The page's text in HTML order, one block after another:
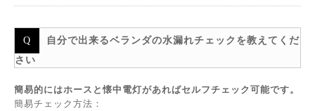
自分で出来るベランダの水漏れチェックを教えてくだ
さい
簡易的にはホースと懐中電灯があればセルフチェック可能です。
簡易チェック方法：